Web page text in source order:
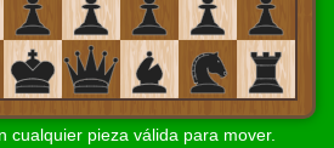
cualquier pieza válida para mover.